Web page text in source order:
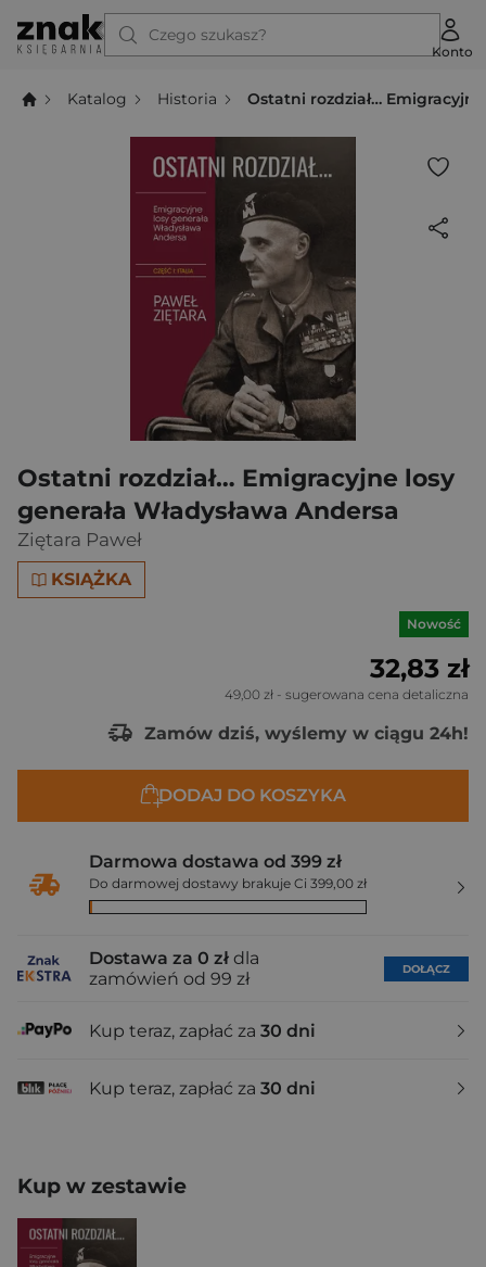
Czego szukasz?
Konto
Katalog Historia Ostatni rozdział…
Ostatni rozdział… Emigracyjne losy
generała Władysława Andersa
Ziętara Paweł
KSIĄŻKA
Nowość
32,83 zł
49,00 zł - sugerowana cena detaliczna
Zamów dziś, wyślemy w ciągu 24h!
DODAJ DO KOSZYKA
Darmowa dostawa od 399 zł
Do darmowej dostawy brakuje Ci 399,00 zł
Dostawa za 0 zł dla
zamówień od 99 zł
DOŁĄCZ
Kup teraz, zapłać za 30 dni
Kup teraz, zapłać za 30 dni
Kup w zestawie